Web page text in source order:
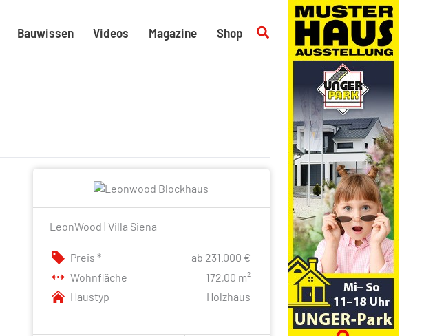
Bauwissen Videos Magazine Shop Suchen
LeonWood | Villa Siena
Preis *
ab 231.000 €
Wohnfläche
172,00 m²
Haustyp
Holzhaus